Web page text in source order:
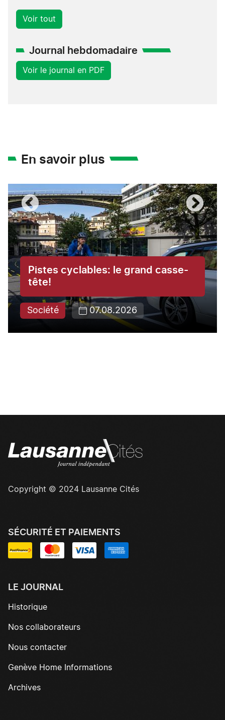
Voir tout
Journal hebdomadaire
Voir le journal en PDF
En savoir plus
Pistes cyclables: le grand casse-
tête!
Société 07.08.2026
Copyright © 2024 Lausanne Cités
SÉCURITÉ ET PAIEMENTS
LE JOURNAL
Historique
Nos collaborateurs
Nous contacter
Genève Home Informations
Archives